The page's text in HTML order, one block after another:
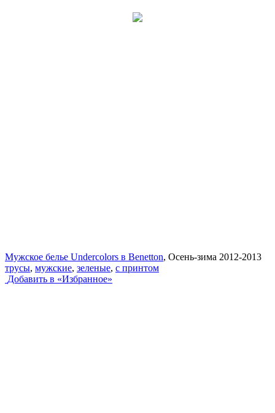
Мужское белье Undercolors в Benetton, Осень-зима 2012-2013
трусы, мужские, зеленые, с принтом
Добавить в «Избранное»